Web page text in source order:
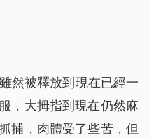
然被釋放到現在已經一
，大拇指到現在仍然麻
捕，肉體受了些苦，但